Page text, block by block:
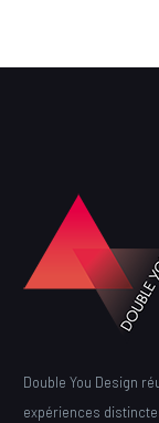
Double You Design
expériences